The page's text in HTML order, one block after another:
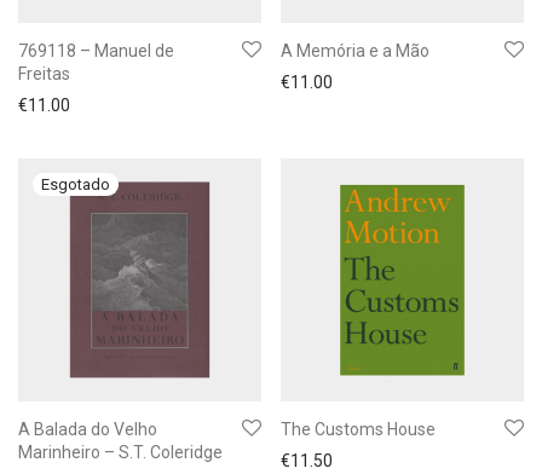
769118 – Manuel de
Freitas
€11.00
A Memória e a Mão
€11.00
A Balada do Velho
Marinheiro – S.T. Coleridge
The Customs House
€11.50